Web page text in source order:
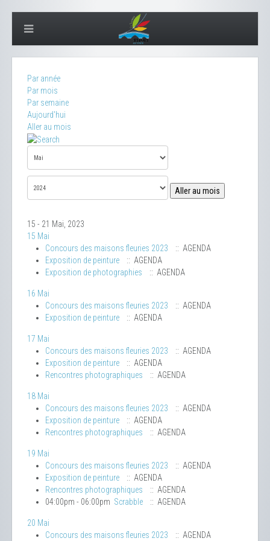
Par année
Par mois
Par semaine
Aujourd'hui
Aller au mois
Aller au mois
15 - 21 Mai, 2023
15 Mai
Concours des maisons fleuries 2023
:: AGENDA
Exposition de peinture
:: AGENDA
Exposition de photographies
:: AGENDA
16 Mai
Concours des maisons fleuries 2023
:: AGENDA
Exposition de peinture
:: AGENDA
17 Mai
Concours des maisons fleuries 2023
:: AGENDA
Exposition de peinture
:: AGENDA
Rencontres photographiques
:: AGENDA
18 Mai
Concours des maisons fleuries 2023
:: AGENDA
Exposition de peinture
:: AGENDA
Rencontres photographiques
:: AGENDA
19 Mai
Concours des maisons fleuries 2023
:: AGENDA
Exposition de peinture
:: AGENDA
Rencontres photographiques
:: AGENDA
04:00pm - 06:00pm Scrabble :: AGENDA
20 Mai
Concours des maisons fleuries 2023
:: AGENDA